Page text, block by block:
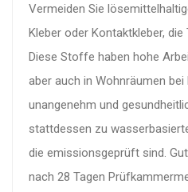
Vermeiden Sie
Kleber oder Kontaktkleber,
Diese Stoffe haben hohe
aber auch in Wohnräumen
unangenehm und
stattdessen zu
die emissionsgeprüft sind.
nach 28 Tagen